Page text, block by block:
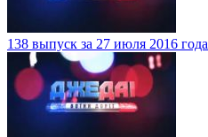
138 выпуск за 27 июля 2016 года